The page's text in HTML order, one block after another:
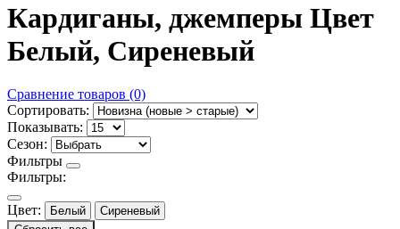
Кардиганы, джемперы Цвет
Белый, Сиреневый
Сравнение товаров (0)
Сортировать:
Показывать:
Сезон:
Фильтры
Фильтры:
Цвет: Белый
Сиреневый